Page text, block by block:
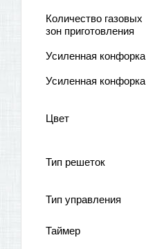
Количество газовых
зон приготовления
Усиленная конфорка
Усиленная конфорка
Цвет
Тип решеток
Тип управления
Таймер